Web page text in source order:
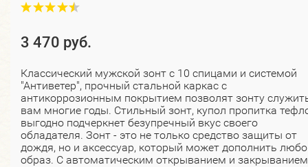
3 470 руб.
Классический мужской зонт с 10 спицами и системой
"Антиветер", прочный стальной каркас с
антикоррозионным покрытием позволят зонту
вам многие годы. Стильный зонт, купол пропитка
выгодно подчеркнет безупречный вкус своего
обладателя. Зонт - это не только средство защиты от
дождя, но и аксессуар, который может дополнить
образ.​ С автоматическим открыванием и